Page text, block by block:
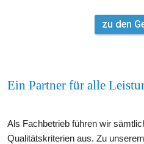
zu den
Ein Partner für alle
Als Fachbetrieb führen wir
Qualitätskriterien aus. Zu